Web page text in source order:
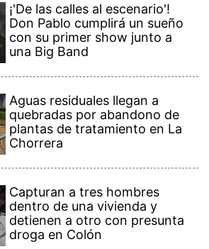
¡'De las calles al escenario'!
Don Pablo cumplirá un sueño
con su primer show junto a
una Big Band
Aguas residuales llegan a
quebradas por abandono de
plantas de tratamiento en La
Chorrera
Capturan a tres hombres
dentro de una vivienda y
detienen a otro con presunta
droga en Colón